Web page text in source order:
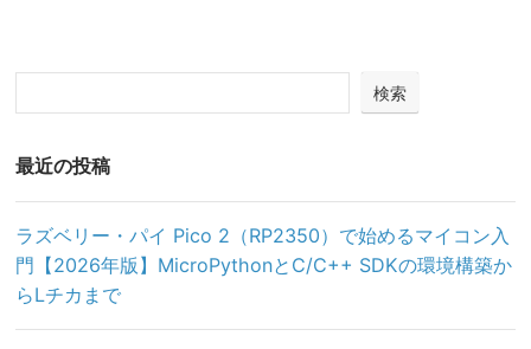
検索
最近の投稿
ラズベリー・パイ Pico 2（RP2350）で始めるマイコン入
門【2026年版】MicroPythonとC/C++ SDKの環境構築か
らLチカまで